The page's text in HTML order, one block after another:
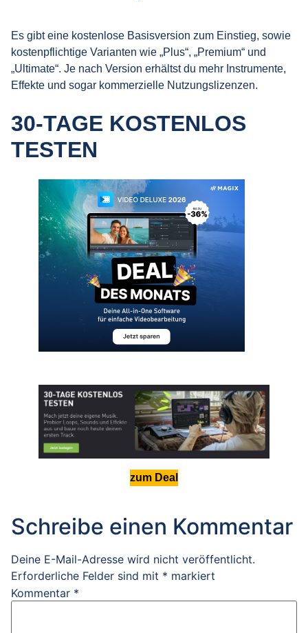
Es gibt eine kostenlose Basisversion zum Einstieg, sowie
kostenpflichtige Varianten wie „Plus“, „Premium“ und
„Ultimate“. Je nach Version erhältst du mehr Instrumente,
Effekte und sogar kommerzielle Nutzungslizenzen.
30-TAGE KOSTENLOS
TESTEN
zum Deal
Schreibe einen Kommentar
Deine E-Mail-Adresse wird nicht veröffentlicht.
Erforderliche Felder sind mit * markiert
Kommentar *